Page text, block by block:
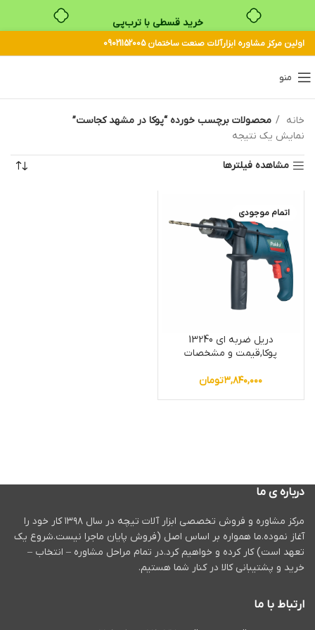
خرید قسطی با ترب‌پی
اولین مرکز مشاوره ابزارآلات صنعت ساختمان 09021152005
منو
خانه
محصولات برچسب خورده “پوکا در مشهد کجاست”
نمایش یک نتیجه
مشاهده فیلترها
اتمام موجودی
دریل ضربه ای 13240
پوکا,قیمت و مشخصات
۳,۸۴۰,۰۰۰تومان
درباره ی ما
مرکز مشاوره و فروش تخصصی ابزار آلات تیچه در سال ۱۳۹۸ کار خود را
آغاز نموده.ما همواره بر اساس اصل (فروش پایان ماجرا نیست.شروع یک
تعهد است) کار کرده و خواهیم کرد.در تمام مراحل مشاوره – انتخاب –
خرید و پشتیبانی کالا در کنار شما هستیم.
ارتباط با ما